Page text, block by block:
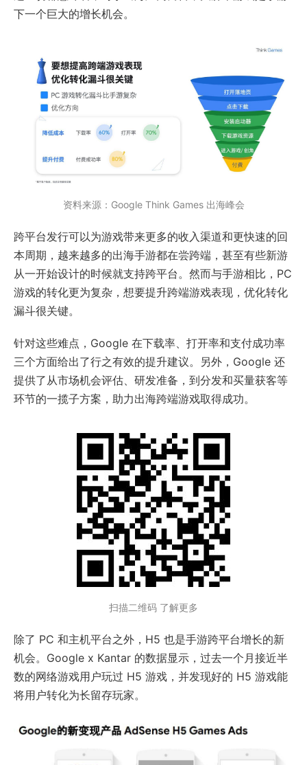
下一个巨大的增长机会。
资料来源：Google Think Games 出海峰会
跨平台发行可以为游戏带来更多的收入渠道和更快速的回
本周期，越来越多的出海手游都在尝跨端，甚至有些新游
从一开始设计的时候就支持跨平台。然而与手游相比，PC
游戏的转化更为复杂，想要提升跨端游戏表现，优化转化
漏斗很关键。
针对这些难点，Google 在下载率、打开率和支付成功率
三个方面给出了行之有效的提升建议。另外，Google 还
提供了从市场机会评估、研发准备，到分发和买量获客等
环节的一揽子方案，助力出海跨端游戏取得成功。
扫描二维码 了解更多
除了 PC 和主机平台之外，H5 也是手游跨平台增长的新
机会。Google x Kantar 的数据显示，过去一个月接近半
数的网络游戏用户玩过 H5 游戏，并发现好的 H5 游戏能
将用户转化为长留存玩家。